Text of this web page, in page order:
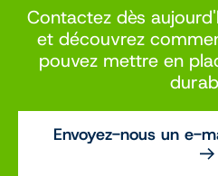
Contactez dès
et découvrez
pouvez mettre en
Envoyez-nous un e-